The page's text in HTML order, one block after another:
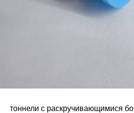
тоннели с раскручивающимися